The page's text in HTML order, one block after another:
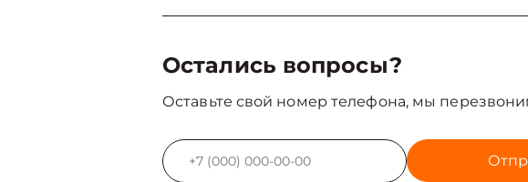
Остались вопросы?
Оставьте свой номер телефона, мы